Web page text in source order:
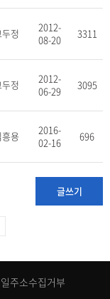
정
2012-
08-20
3311
정
2012-
06-29
3095
흥용
2016-
02-16
696
글쓰기
주소수집거부